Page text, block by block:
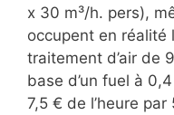
x 30 m³/h. pers),
occupent en réalité
traitement d’air de
base d’un fuel à
7,5 € de l’heure